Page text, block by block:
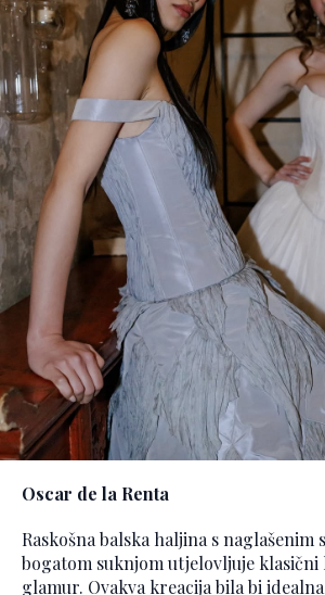
Oscar de la Renta
Raskošna balska haljina s naglašenim
bogatom suknjom utjelovljuje klasični
glamur. Ovakva kreacija bila bi